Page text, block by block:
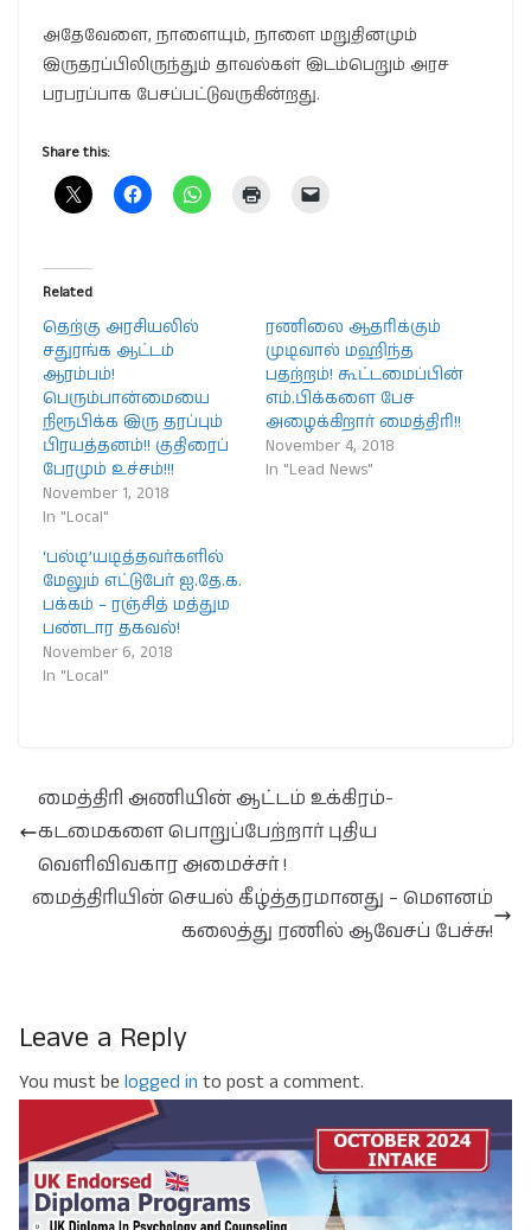
அதேவேளை, நாளையும், நாளை மறுதினமும்
இருதரப்பிலிருந்தும் தாவல்கள் இடம்பெறும் அரச
பரபரப்பாக பேசப்பட்டுவருகின்றது.
Share this:
Related
தெற்கு அரசியலில்
சதுரங்க ஆட்டம்
ஆரம்பம்!
பெரும்பான்மையை
நிரூபிக்க இரு தரப்பும்
பிரயத்தனம்!! குதிரைப்
பேரமும் உச்சம்!!!
November 1, 2018
In "Local"
ரணிலை ஆதரிக்கும்
முடிவால் மஹிந்த
பதற்றம்! கூட்டமைப்பின்
எம்.பிக்களை பேச
அழைக்கிறார் மைத்திரி!!
November 4, 2018
In "Lead News"
‘பல்டி’யடித்தவர்களில்
மேலும் எட்டுபேர் ஐ.தே.க.
பக்கம் – ரஞ்சித் மத்தும
பண்டார தகவல்!
November 6, 2018
In "Local"
மைத்திரி அணியின் ஆட்டம் உக்கிரம்-
கடமைகளை பொறுப்பேற்றார் புதிய
வெளிவிவகார அமைச்சர் !
மைத்திரியின் செயல் கீழ்த்தரமானது – மௌனம்
கலைத்து ரணில் ஆவேசப் பேச்சு!
Leave a Reply
You must be logged in to post a comment.